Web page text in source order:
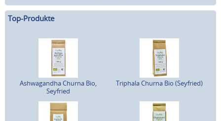
Top-Produkte
Ashwagandha Churna Bio,
Seyfried
Triphala Churna Bio (Seyfried)